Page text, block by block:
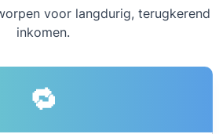
voor langdurig, terugkerend
inkomen.
🔁